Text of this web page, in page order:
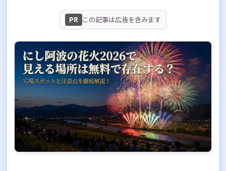
PR この記事は広告を含みます